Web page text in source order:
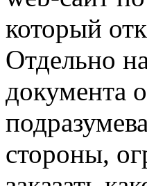
который
Отдельно
документа
стороны,